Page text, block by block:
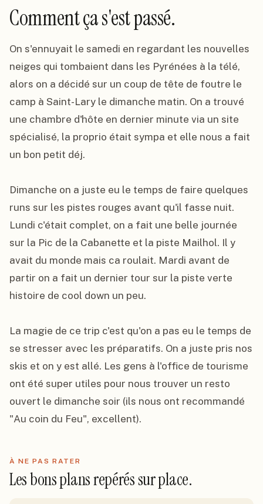
Comment ça s'est passé.
On s'ennuyait le samedi en regardant les nouvelles
neiges qui tombaient dans les Pyrénées à la télé,
alors on a décidé sur un coup de tête de foutre le
camp à Saint-Lary le dimanche matin. On a trouvé
une chambre d'hôte en dernier minute via un site
spécialisé, la proprio était sympa et elle nous a fait
un bon petit déj.
Dimanche on a juste eu le temps de faire quelques
runs sur les pistes rouges avant qu'il fasse nuit.
Lundi c'était complet, on a fait une belle journée
sur la Pic de la Cabanette et la piste Mailhol. Il y
avait du monde mais ca roulait. Mardi avant de
partir on a fait un dernier tour sur la piste verte
histoire de cool down un peu.
La magie de ce trip c'est qu'on a pas eu le temps de
se stresser avec les préparatifs. On a juste pris nos
skis et on y est allé. Les gens à l'office de tourisme
ont été super utiles pour nous trouver un resto
ouvert le dimanche soir (ils nous ont recommandé
"Au coin du Feu", excellent).
À NE PAS RATER
Les bons plans repérés sur place.